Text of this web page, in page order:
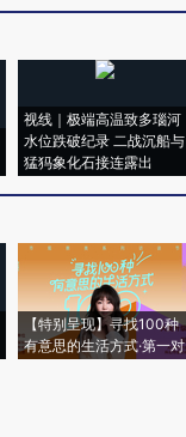
视线｜极端高温致多瑙河
水位跌破纪录 二战沉船与
猛犸象化石接连露出
【特别呈现】寻找100种
有意思的生活方式·第一对